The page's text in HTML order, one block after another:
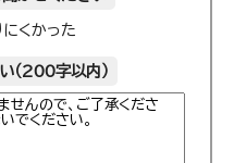
くかった
（200字以内）